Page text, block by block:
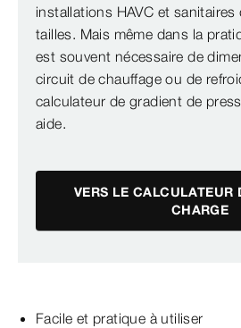
installations HAVC et
tailles. Mais même dans la
est souvent nécessaire de
circuit de chauffage ou de
calculateur de gradient de
aide.
VERS LE CALCULATEUR
CHARGE
Facile et pratique à utiliser